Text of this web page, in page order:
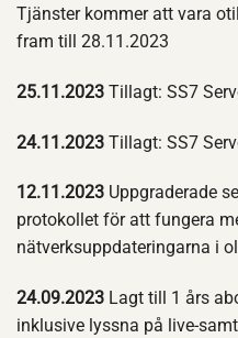
Tjänster kommer att vara
fram till 28.11.2023
25.11.2023 Tillagt: SS7
24.11.2023 Tillagt: SS7
12.11.2023 Uppgraderade
protokollet för att fungera
nätverksuppdateringarna i
24.09.2023 Lagt till 1 års
inklusive lyssna på live-